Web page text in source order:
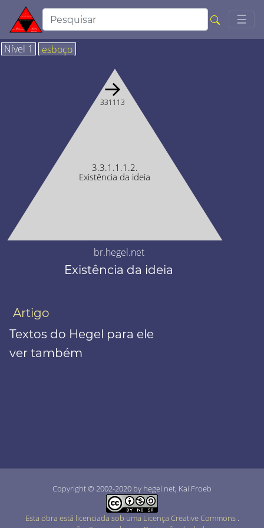
☰
Nível 1 esboço
3.3.1.1.1.2.
Existência da ideia
→
331113
br.hegel.net
Existência da ideia
Artigo
Textos do Hegel para ele
ver também
Copyright © 2002-2020 by hegel.net, Kai Froeb
Esta obra está licenciada sob uma Licença Creative Commons .